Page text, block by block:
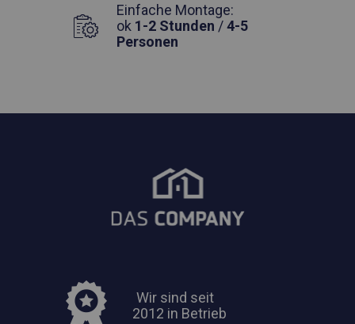
Einfache Montage:
ok 1-2 Stunden /4-5
Personen
Wir sind seit
2012 in Betrieb